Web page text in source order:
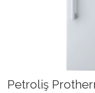
Petroliş